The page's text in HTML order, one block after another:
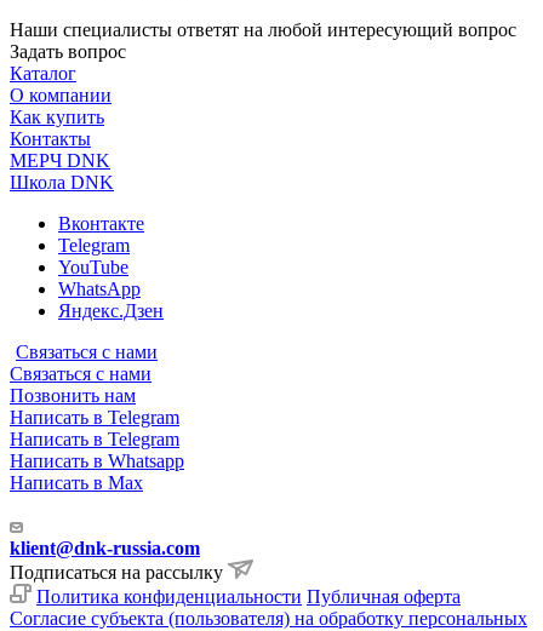
Наши специалисты ответят на любой интересующий вопрос
Задать вопрос
Каталог
О компании
Как купить
Контакты
МЕРЧ DNK
Школа DNK
Вконтакте
Telegram
YouTube
WhatsApp
Яндекс.Дзен
Связаться с нами
Связаться с нами
Позвонить нам
Написать в Telegram
Написать в Telegram
Написать в Whatsapp
Написать в Max
klient@dnk-russia.com
Подписаться на рассылку
Политика конфиденциальности Публичная оферта
Согласие субъекта (пользователя) на обработку персональных